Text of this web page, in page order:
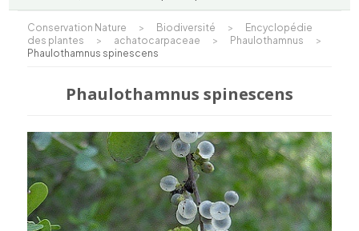
Conservation Nature > Biodiversité >
Encyclopédie
des plantes
> achatocarpaceae > Phaulothamnus
>
Phaulothamnus spinescens
Phaulothamnus spinescens